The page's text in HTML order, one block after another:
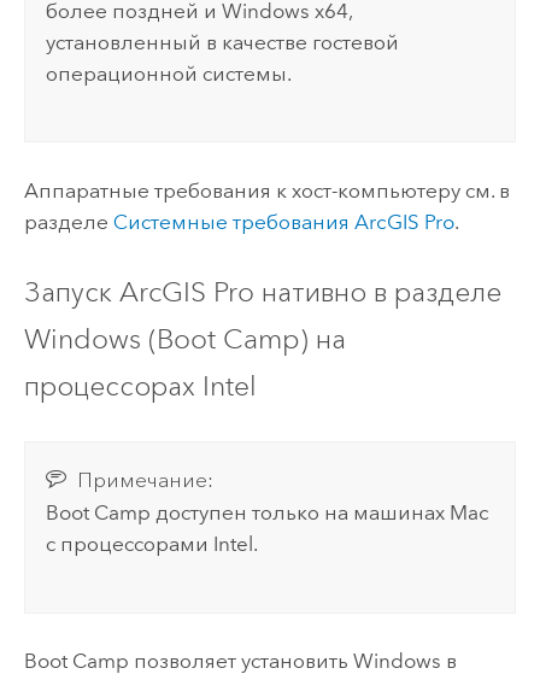
более поздней иWindows x64,
установленный в качестве гостевой
операционной системы.
Аппаратные требования к хост-компьютеру см. в
разделе Системные требования ArcGIS Pro.
Запуск ArcGIS Pro нативно в разделе
Windows (Boot Camp) на
процессорах Intel
Примечание:
Boot Camp доступен только на машинах Mac
с процессорами Intel.
Boot Camp позволяет установить Windows в